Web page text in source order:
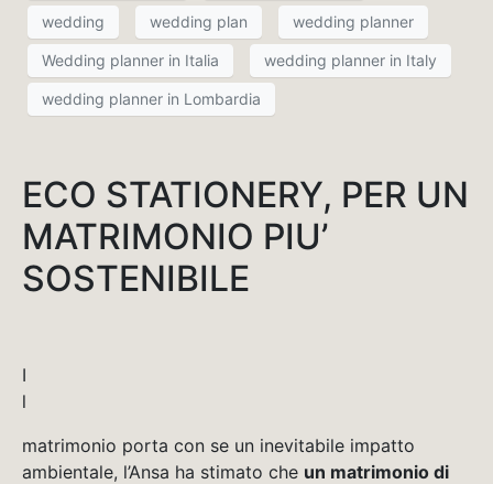
wedding wedding plan wedding planner
Wedding planner in Italia wedding planner in Italy
wedding planner in Lombardia
ECO STATIONERY, PER UN
MATRIMONIO PIU’
SOSTENIBILE
I
l
matrimonio porta con se un inevitabile impatto
ambientale, l’Ansa ha stimato che un matrimonio di